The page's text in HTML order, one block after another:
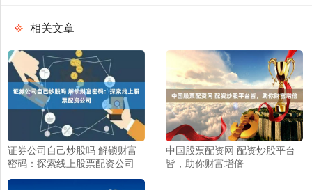
相关文章
证券公司自己炒股吗 解锁财富
密码：探索线上股票配资公司
中国股票配资网 配资炒股平台
皆，助你财富增倍